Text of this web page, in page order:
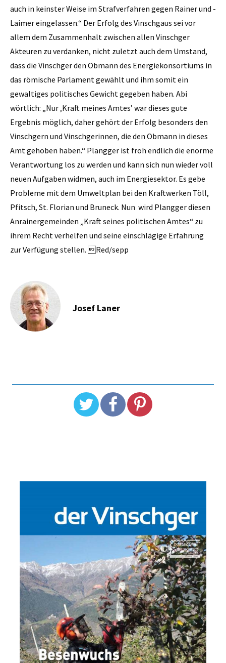
auch in keinster Weise im Strafverfahren gegen Rainer und ­
Laimer eingelassen.“ Der Erfolg des Vinschgaus sei vor
allem dem Zusammenhalt zwischen allen Vinschger
Akteuren zu verdanken, nicht zuletzt auch dem Umstand,
dass die Vinschger den Obmann des Energiekonsortiums in
das römische Parlament gewählt und ihm somit ein
gewaltiges politisches Gewicht gegeben haben. Abi
wörtlich: „Nur ‚Kraft meines Amtes’ war dieses gute
Ergebnis möglich, daher gehört der Erfolg besonders den
Vinschgern und Vinschgerinnen, die den Obmann in dieses
Amt gehoben haben.“ Plangger ist froh endlich die enorme
Verantwortung los zu werden und kann sich nun wieder voll
neuen Aufgaben widmen, auch im Energiesektor. Es gebe
Probleme mit dem Umweltplan bei den Kraftwerken Töll,
Pfitsch, St. Florian und Bruneck. Nun wird Plangger diesen
Anrainergemeinden „Kraft seines politischen Amtes“ zu
ihrem Recht verhelfen und seine einschlägige Erfahrung
zur Verfügung stellen. Red/sepp
Josef Laner